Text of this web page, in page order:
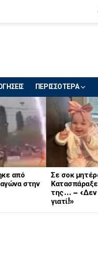
ΠΕΡΙΣΣΟΤΕΡΑ
από
στην
Σε σοκ
της… – «Δεν
γιατί!»